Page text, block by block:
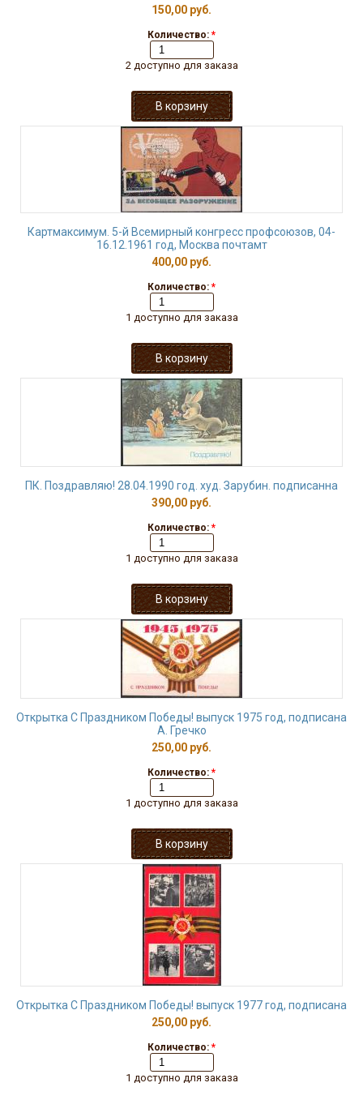
150,00 руб.
Количество: *
2 доступно для заказа
Картмаксимум. 5-й Всемирный конгресс профсоюзов, 04-
16.12.1961 год, Москва почтамт
400,00 руб.
Количество: *
1 доступно для заказа
ПК. Поздравляю! 28.04.1990 год. худ. Зарубин. подписанна
390,00 руб.
Количество: *
1 доступно для заказа
Открытка С Праздником Победы! выпуск 1975 год, подписана
А. Гречко
250,00 руб.
Количество: *
1 доступно для заказа
Открытка С Праздником Победы! выпуск 1977 год, подписана
250,00 руб.
Количество: *
1 доступно для заказа